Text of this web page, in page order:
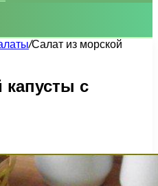
/Салат из морской
капусты с